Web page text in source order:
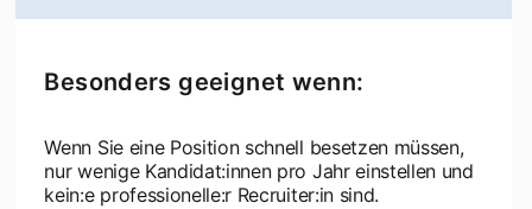
Besonders geeignet wenn:
Wenn Sie eine Position schnell besetzen müssen,
nur wenige Kandidat:innen pro Jahr einstellen und
kein:e professionelle:r Recruiter:in sind.